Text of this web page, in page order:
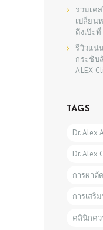
รวมเค
เปลี่ยน
ตึงเป๊ะ
รีวิวแน่
กระชับ
ALEX
TAGS
Dr. Alex
Dr. Alex
การผ่าตั
การเสริ
คลินิกคว